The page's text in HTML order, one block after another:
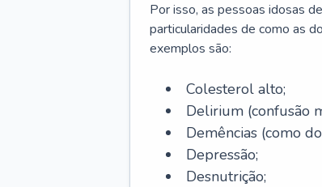
Por isso, as pessoas idosas
particularidades de como as
exemplos são:
Colesterol alto;
Delirium (confusão
Demências (como
Depressão;
Desnutrição;